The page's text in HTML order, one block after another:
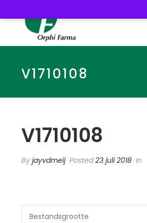
V1710108
V1710108
By jayvdmeij Posted23 juli 2018 In
Bestandsgrootte